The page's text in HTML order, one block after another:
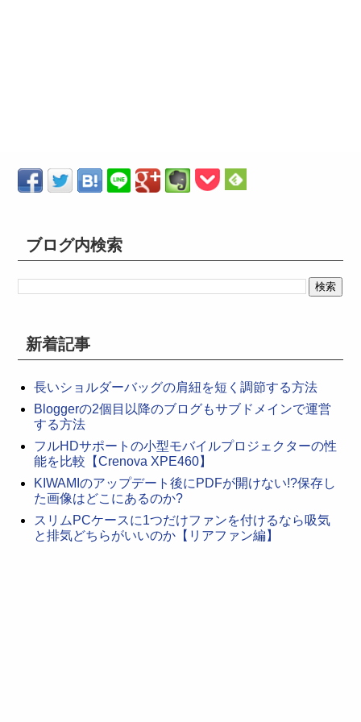
ブログ内検索
新着記事
長いショルダーバッグの肩紐を短く調節する方法
Bloggerの2個目以降のブログもサブドメインで運営
する方法
フルHDサポートの小型モバイルプロジェクターの性
能を比較【Crenova XPE460】
KIWAMIのアップデート後にPDFが開けない!?保存し
た画像はどこにあるのか?
スリムPCケースに1つだけファンを付けるなら吸気
と排気どちらがいいのか【リアファン編】